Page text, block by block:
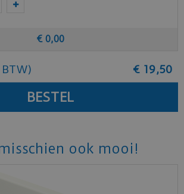
€ 0,00
€ 19,50
ook mooi!